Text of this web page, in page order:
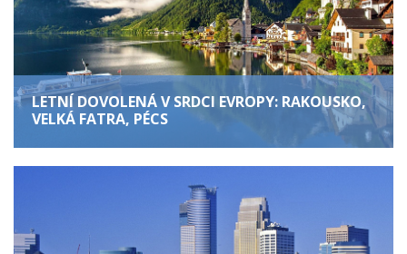
LETNÍ DOVOLENÁ V SRDCI EVROPY: RAKOUSKO,
VELKÁ FATRA, PÉCS